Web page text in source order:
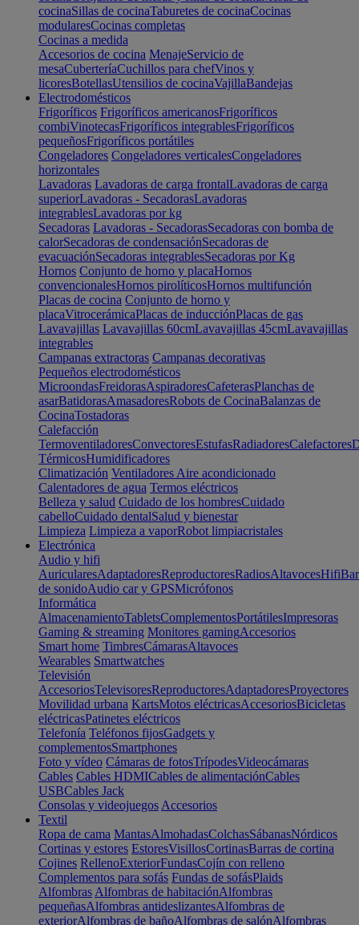
cocinaSillas de cocinaTaburetes de cocinaCocinas
modularesCocinas completas
Cocinas a medida
Accesorios de cocina MenajeServicio de
mesaCuberteríaCuchillos para chefVinos y
licoresBotellasUtensilios de cocinaVajillaBandejas
Electrodomésticos
Frigoríficos Frigoríficos americanosFrigoríficos
combiVinotecasFrigoríficos integrablesFrigoríficos
pequeñosFrigoríficos portátiles
Congeladores Congeladores verticalesCongeladores
horizontales
Lavadoras Lavadoras de carga frontalLavadoras de carga
superiorLavadoras - SecadorasLavadoras
integrablesLavadoras por kg
Secadoras Lavadoras - SecadorasSecadoras con bomba de
calorSecadoras de condensaciónSecadoras de
evacuaciónSecadoras integrablesSecadoras por Kg
Hornos Conjunto de horno y placaHornos
convencionalesHornos pirolíticosHornos multifunción
Placas de cocina Conjunto de horno y
placaVitrocerámicaPlacas de inducciónPlacas de gas
Lavavajillas Lavavajillas 60cmLavavajillas 45cmLavavajillas
integrables
Campanas extractoras Campanas decorativas
Pequeños electrodomésticos
MicroondasFreidorasAspiradoresCafeterasPlanchas de
asarBatidorasAmasadoresRobots de CocinaBalanzas de
CocinaTostadoras
Calefacción
TermoventiladoresConvectoresEstufasRadiadoresCalefactores
TérmicosHumidificadores
Climatización Ventiladores Aire acondicionado
Calentadores de agua Termos eléctricos
Belleza y salud Cuidado de los hombresCuidado
cabelloCuidado dentalSalud y bienestar
Limpieza Limpieza a vaporRobot limpiacristales
Electrónica
Audio y hifi
AuricularesAdaptadoresReproductoresRadiosAltavocesHifi
de sonidoAudio car y GPSMicrófonos
Informática
AlmacenamientoTabletsComplementosPortátilesImpresoras
Gaming & streaming Monitores gamingAccesorios
Smart home TimbresCámarasAltavoces
Wearables Smartwatches
Televisión
AccesoriosTelevisoresReproductoresAdaptadoresProyectores
Movilidad urbana KartsMotos eléctricasAccesoriosBicicletas
eléctricasPatinetes eléctricos
Telefonía Teléfonos fijosGadgets y
complementosSmartphones
Foto y vídeo Cámaras de fotosTrípodesVideocámaras
Cables Cables HDMICables de alimentaciónCables
USBCables Jack
Consolas y videojuegos Accesorios
Textil
Ropa de cama MantasAlmohadasColchasSábanasNórdicos
Cortinas y estores EstoresVisillosCortinasBarras de cortina
Cojines RellenoExteriorFundasCojín con relleno
Complementos para sofás Fundas de sofásPlaids
Alfombras Alfombras de habitaciónAlfombras
pequeñasAlfombras antideslizantesAlfombras de
exteriorAlfombras de bañoAlfombras de salónAlfombras